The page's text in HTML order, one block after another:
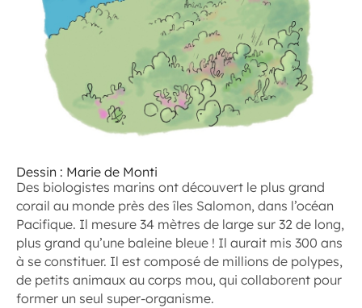
Dessin : Marie de Monti
Des biologistes marins ont découvert le plus grand
corail au monde près des îles Salomon, dans l’océan
Pacifique. Il mesure 34 mètres de large sur 32 de long,
plus grand qu’une baleine bleue ! Il aurait mis 300 ans
à se constituer. Il est composé de millions de polypes,
de petits animaux au corps mou, qui collaborent pour
former un seul super-organisme.